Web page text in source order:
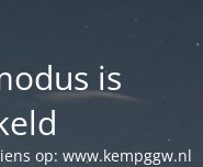
is
op: www.kempggw.nl